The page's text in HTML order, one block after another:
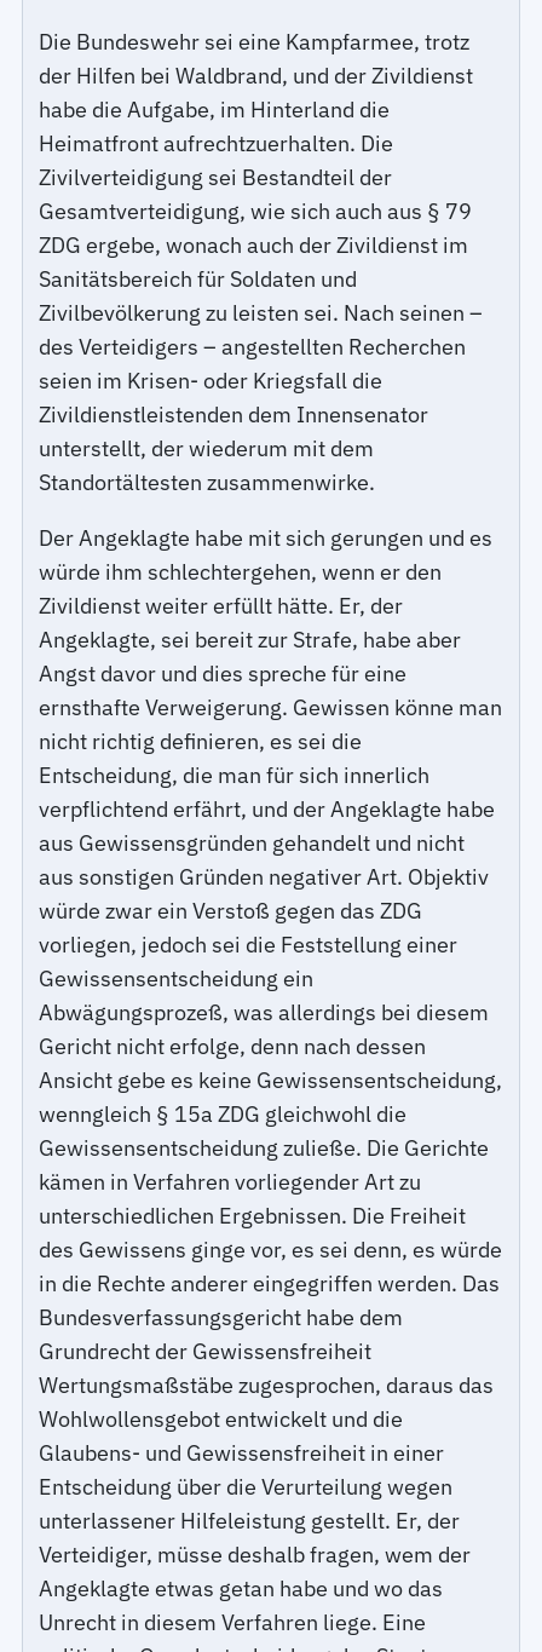
Die Bundeswehr sei eine Kampfarmee, trotz
der Hilfen bei Waldbrand, und der Zivildienst
habe die Aufgabe, im Hinterland die
Heimatfront aufrechtzuerhalten. Die
Zivilverteidigung sei Bestandteil der
Gesamtverteidigung, wie sich auch aus § 79
ZDG ergebe, wonach auch der Zivildienst im
Sanitätsbereich für Soldaten und
Zivilbevölkerung zu leisten sei. Nach seinen –
des Verteidigers – angestellten Recherchen
seien im Krisen- oder Kriegsfall die
Zivildienstleistenden dem Innensenator
unterstellt, der wiederum mit dem
Standortältesten zusammenwirke.
Der Angeklagte habe mit sich gerungen und es
würde ihm schlechtergehen, wenn er den
Zivildienst weiter erfüllt hätte. Er, der
Angeklagte, sei bereit zur Strafe, habe aber
Angst davor und dies spreche für eine
ernsthafte Verweigerung. Gewissen könne man
nicht richtig definieren, es sei die
Entscheidung, die man für sich innerlich
verpflichtend erfährt, und der Angeklagte habe
aus Gewissensgründen gehandelt und nicht
aus sonstigen Gründen negativer Art. Objektiv
würde zwar ein Verstoß gegen das ZDG
vorliegen, jedoch sei die Feststellung einer
Gewissensentscheidung ein
Abwägungsprozeß, was allerdings bei diesem
Gericht nicht erfolge, denn nach dessen
Ansicht gebe es keine Gewissensentscheidung,
wenngleich § 15a ZDG gleichwohl die
Gewissensentscheidung zuließe. Die Gerichte
kämen in Verfahren vorliegender Art zu
unterschiedlichen Ergebnissen. Die Freiheit
des Gewissens ginge vor, es sei denn, es würde
in die Rechte anderer eingegriffen werden. Das
Bundesverfassungsgericht habe dem
Grundrecht der Gewissensfreiheit
Wertungsmaßstäbe zugesprochen, daraus das
Wohlwollensgebot entwickelt und die
Glaubens- und Gewissensfreiheit in einer
Entscheidung über die Verurteilung wegen
unterlassener Hilfeleistung gestellt. Er, der
Verteidiger, müsse deshalb fragen, wem der
Angeklagte etwas getan habe und wo das
Unrecht in diesem Verfahren liege. Eine